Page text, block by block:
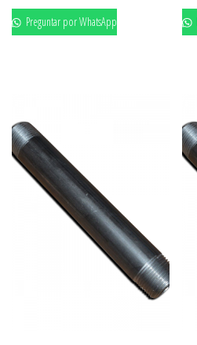
Preguntar por WhatsApp